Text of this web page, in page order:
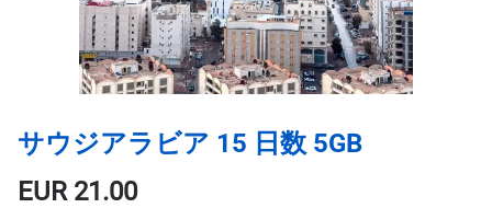
サウジアラビア 15 日数 5GB
EUR21.00